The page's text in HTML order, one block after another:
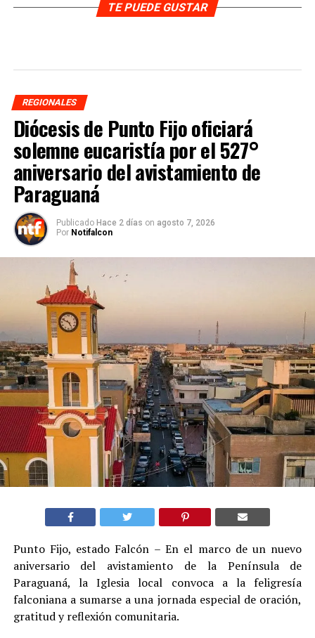
TE PUEDE GUSTAR
REGIONALES
Diócesis de Punto Fijo oficiará
solemne eucaristía por el 527°
aniversario del avistamiento de
Paraguaná
Publicado Hace 2 días on agosto 7, 2026
Por Notifalcon
Punto Fijo, estado Falcón – En el marco de un nuevo
aniversario del avistamiento de la Península de
Paraguaná, la Iglesia local convoca a la feligresía
falconiana a sumarse a una jornada especial de oración,
gratitud y reflexión comunitaria.